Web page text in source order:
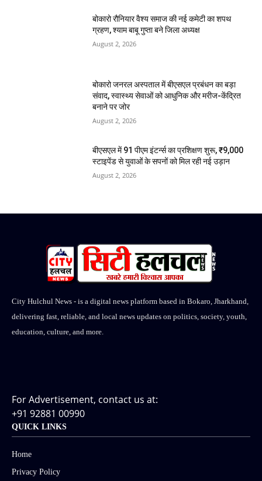
बोकारो रौनियार वैश्य समाज की नई कमेटी का शपथ
ग्रहण, श्याम बाबू गुप्ता बने जिला अध्यक्ष
August 2, 2026
बोकारो जनरल अस्पताल में बीएसएल प्रबंधन का बड़ा
संवाद, स्वास्थ्य सेवाओं को आधुनिक और मरीज-केंद्रित
बनाने पर जोर
August 2, 2026
बीएसएल में 91 पीएम इंटर्न्स का प्रशिक्षण शुरू, ₹9,000
स्टाइपेंड से युवाओं के सपनों को मिल रही नई उड़ान
August 2, 2026
City Hulchul News - is a digital news platform based in Bokaro, Jharkhand,
delivering fast, reliable, and local news updates on politics, society, youth,
education, culture, and more.
For Advertisement, contact us at:
+91 92881 00990
QUICK LINKS
Home
Privacy Policy